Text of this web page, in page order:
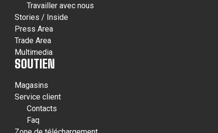
Travailler avec nous
Stories / Inside
Press Area
Trade Area
Multimedia
SOUTIEN
Magasins
Service client
Contacts
Faq